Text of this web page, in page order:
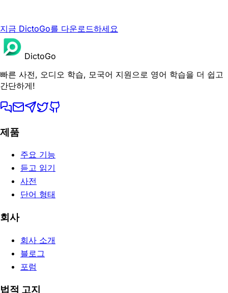
지금 DictoGo를 다운로드하세요
DictoGo
빠른 사전, 오디오 학습, 모국어 지원으로 영어 학습을 더 쉽고
간단하게!
제품
주요 기능
듣고 읽기
사전
단어 형태
회사
회사 소개
블로그
포럼
법적 고지